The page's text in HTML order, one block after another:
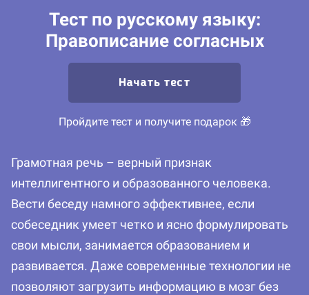
Тест по русскому языку:
Правописание согласных
Начать тест
Пройдите тест и получите подарок 🎁
Грамотная речь – верный признак
интеллигентного и образованного человека.
Вести беседу намного эффективнее, если
собеседник умеет четко и ясно формулировать
свои мысли, занимается образованием и
развивается. Даже современные технологии не
позволяют загрузить информацию в мозг без